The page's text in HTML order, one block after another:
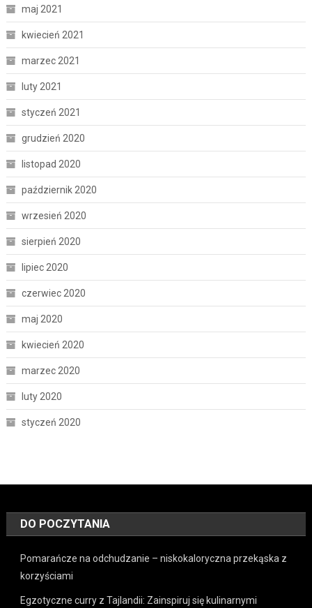
maj 2021
kwiecień 2021
marzec 2021
luty 2021
styczeń 2021
grudzień 2020
listopad 2020
październik 2020
wrzesień 2020
sierpień 2020
lipiec 2020
czerwiec 2020
maj 2020
kwiecień 2020
marzec 2020
luty 2020
styczeń 2020
DO POCZYTANIA
Pomarańcze na odchudzanie – niskokaloryczna przekąska z
korzyściami
Egzotyczne curry z Tajlandii: Zainspiruj się kulinarnymi